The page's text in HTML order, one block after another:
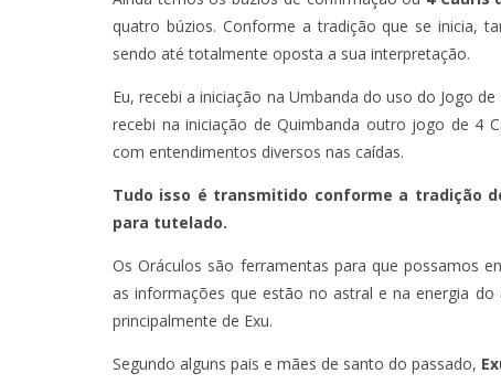
quatro búzios. Conforme a tradição que se inicia,
sendo até totalmente oposta a sua interpretação.
Eu, recebi a iniciação na Umbanda do uso do Jogo de
recebi na iniciação de Quimbanda outro jogo de 4
com entendimentos diversos nas caídas.
Tudo isso é transmitido conforme a tradição
para tutelado.
Os Oráculos são ferramentas para que possamos
as informações que estão no astral e na energia
principalmente de Exu.
Segundo alguns pais e mães de santo do passado,